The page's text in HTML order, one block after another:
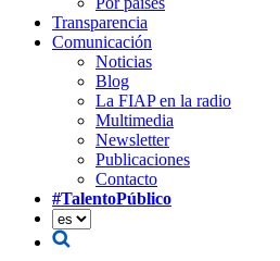
Transparencia
Comunicación
Noticias
Blog
La FIAP en la radio
Multimedia
Newsletter
Publicaciones
Contacto
#TalentoPúblico